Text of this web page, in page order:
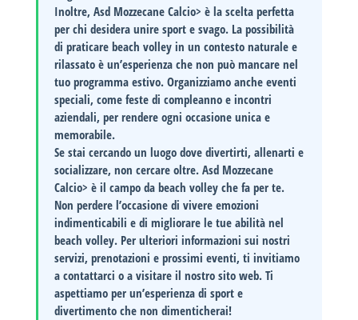
Inoltre,Asd Mozzecane Calcio> è la scelta perfetta
per chi desidera unire sport e svago. La possibilità
di praticare beach volley in un contesto naturale e
rilassato è un’esperienza che non può mancare nel
tuo programma estivo. Organizziamo anche eventi
speciali, come feste di compleanno e incontri
aziendali, per rendere ogni occasione unica e
memorabile.
Se stai cercando un luogo dove divertirti, allenarti e
socializzare, non cercare oltre.Asd Mozzecane
Calcio> è il campo da beach volley che fa per te.
Non perdere l’occasione di vivere emozioni
indimenticabili e di migliorare le tue abilità nel
beach volley. Per ulteriori informazioni sui nostri
servizi, prenotazioni e prossimi eventi, ti invitiamo
a contattarci o a visitare il nostro sito web. Ti
aspettiamo per un’esperienza di sport e
divertimento che non dimenticherai!